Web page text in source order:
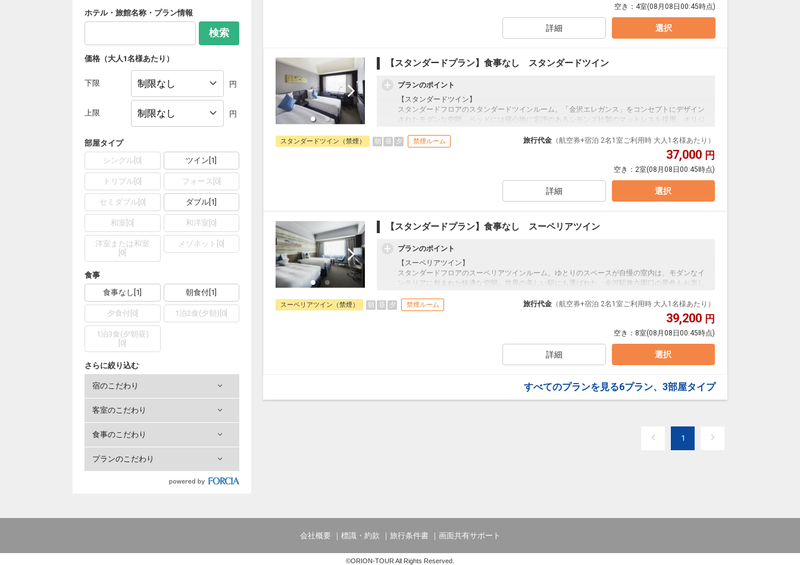
ホテル・旅館名称・プラン情報
検索
価格（大人1名様あたり）
下限 円
上限 円
部屋タイプ
シングル 0 ツイン 1
トリプル 0 フォース 0]
セミダブル[ 0] ダブル 1
和室 0 和洋室 0
洋室または和室
0
メゾネット 0
食事
食事なし 1 朝食付 1
夕食付 0] 1泊2食(夕朝) 0
1泊3食(夕朝昼)
0
さらに絞り込む
宿のこだわり
客室のこだわり
食事のこだわり
プランのこだわり
JR金沢駅の間近にあり、立地の良いホテル。
観光やビジネスでの宿泊に適した場所です。
空き： 4室(08月08日00:45時点)
詳細 選択
【スタンダードプラン】食事なし スタンダードツイン
プランのポイント
【スタンダードツイン】
スタンダードフロアのスタンダードツインルーム。「金沢エレガンス」をコンセプトにデザイン
されたモダンな空間。ベッドには寝心地に定評のあるシモンズ社製のマットレスを採用。オリジ
す。
パティシエがケーキを目の前で仕上げる様子を見ることができる。
生花やブリザードフラワー、小物のお店。
【アクセス】
JR金沢駅の間近にあり、立地の良いホテル。
スタンダードツイン（禁煙） 朝 昼 夕 禁煙ルーム 旅行代金 （航空券+宿泊 2名1室ご利用時 大人1名様あたり）
37,000 円
空き： 2室(08月08日00:45時点)
詳細 選択
【スタンダードプラン】食事なし スーペリアツイン
プランのポイント
【スーペリアツイン】
スタンダードフロアのスーペリアツインルーム。ゆとりのスペースが自慢の室内は、モダンなイ
ンテリアに包まれた快適な空間。世界の美しい駅にも選ばれた、金沢駅兼六園口の景色もお楽し
パティシエがケーキを目の前で仕上げる様子を見ることができる。
生花やブリザードフラワー、小物のお店。
JR金沢駅の間近にあり、立地の良いホテル。
スーペリアツイン（禁煙） 朝 昼 夕 禁煙ルーム 旅行代金 （航空券+宿泊 2名1室ご利用時 大人1名様あたり）
39,200 円
空き： 8室(08月08日00:45時点)
詳細 選択
すべてのプランを見る6プラン、3部屋タイプ
1
会社概要 標識・約款 旅行条件書 画面共有サポート
©ORION-TOUR All Rights Reserved.